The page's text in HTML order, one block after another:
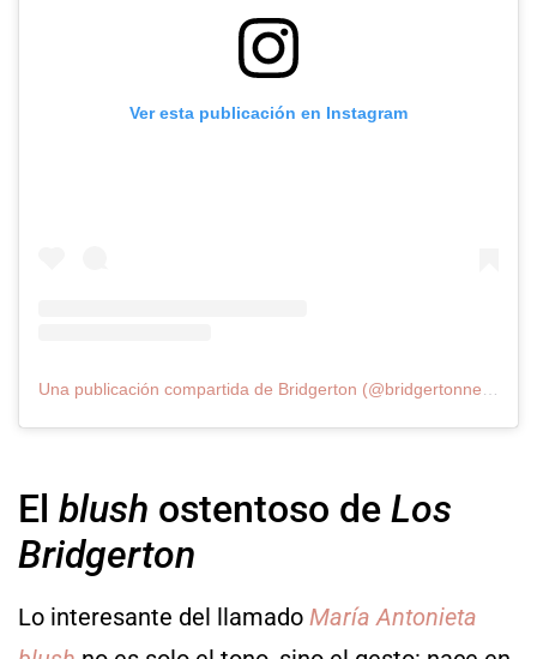
Ver esta publicación en Instagram
El blush ostentoso de Los
Bridgerton
Lo interesante del llamado María Antonieta